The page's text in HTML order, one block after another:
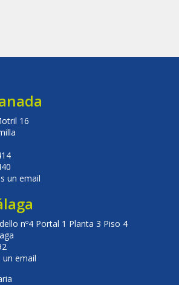
16
un email
nº4 Portal 1 Planta 3 Piso 4
un email